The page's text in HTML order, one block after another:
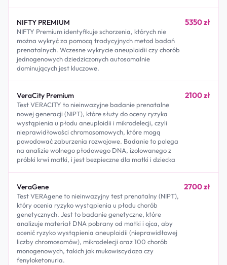
NIFTY PREMIUM
NIFTY Premium identyfikuje schorzenia, których nie
można wykryć za pomocą tradycyjnych metod badań
prenatalnych. Wczesne wykrycie aneuploidii czy chorób
jednogenowych dziedziczonych autosomalnie
dominujących jest kluczowe.
5350 zł
VeraCity Premium
Test VERACITY to nieinwazyjne badanie prenatalne
nowej generacji (NIPT), które służy do oceny ryzyka
wystąpienia u płodu aneuploidii i mikrodelecji, czyli
nieprawidłowości chromosomowych, które mogą
powodować zaburzenia rozwojowe. Badanie to polega
na analizie wolnego płodowego DNA, izolowanego z
próbki krwi matki, i jest bezpieczne dla matki i dziecka
2100 zł
VeraGene
Test VERAgene to nieinwazyjny test prenatalny (NIPT),
który ocenia ryzyko wystąpienia u płodu chorób
genetycznych. Jest to badanie genetyczne, które
analizuje materiał DNA pobrany od matki i ojca, aby
ocenić ryzyko wystąpienia aneuploidii (nieprawidłowej
liczby chromosomów), mikrodelecji oraz 100 chorób
monogenowych, takich jak mukowiscydoza czy
fenyloketonuria.
2700 zł